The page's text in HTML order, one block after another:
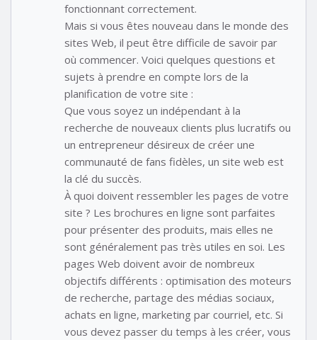
fonctionnant correctement.
Mais si vous êtes nouveau dans le monde des
sites Web, il peut être difficile de savoir par
où commencer. Voici quelques questions et
sujets à prendre en compte lors de la
planification de votre site :
Que vous soyez un indépendant à la
recherche de nouveaux clients plus lucratifs ou
un entrepreneur désireux de créer une
communauté de fans fidèles, un site web est
la clé du succès.
À quoi doivent ressembler les pages de votre
site ? Les brochures en ligne sont parfaites
pour présenter des produits, mais elles ne
sont généralement pas très utiles en soi. Les
pages Web doivent avoir de nombreux
objectifs différents : optimisation des moteurs
de recherche, partage des médias sociaux,
achats en ligne, marketing par courriel, etc. Si
vous devez passer du temps à les créer, vous